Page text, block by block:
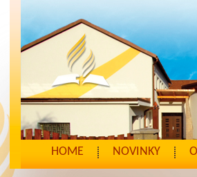
HOME NOVINKY